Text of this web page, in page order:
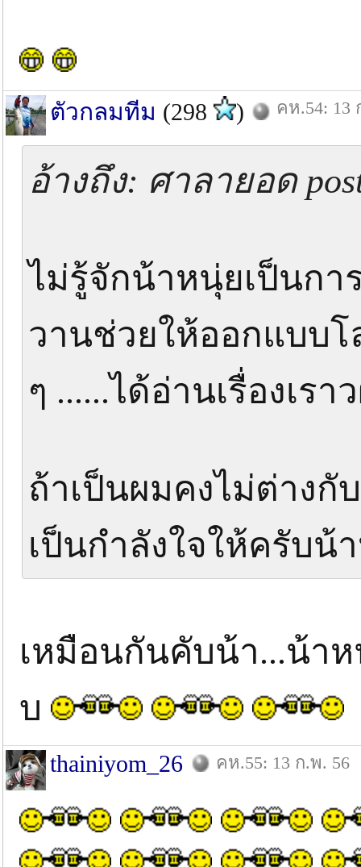
ตัวกลมทีม (298 ) คห.54: 13
อ้างถึง: ศาลายอด
ไม่รู้จักน้าหนุ่ยเป็นกา
วานช่วยให้ออกแบบ
ๆ ......ได้อ่านเรื่องเร
ถ้าเป็นผมคงไม่ต่างกั
เป็นกำลังใจให้ครับน้
เหมือนกันคับน้า...น้า
บ
thainiyom_26 คห.55: 13 ก.พ. 56